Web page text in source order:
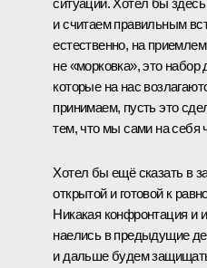
ситуации. Хотел бы
и считаем правильным
естественно, на
не «морковка», это
которые на нас
принимаем, пусть это
тем, что мы сами на себя
Хотел бы ещё сказать в
открытой и готовой к
Никакая конфронтация
наелись в предыдущие
и дальше будем